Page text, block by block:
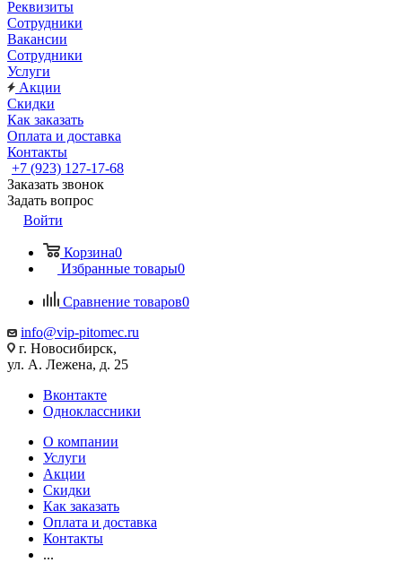
Реквизиты
Сотрудники
Вакансии
Сотрудники
Услуги
Акции
Скидки
Как заказать
Оплата и доставка
Контакты
+7 (923) 127-17-68
Заказать звонок
Задать вопрос
Войти
Корзина0
Избранные товары0
Сравнение товаров0
info@vip-pitomec.ru
г. Новосибирск,
ул. А. Лежена, д. 25
Вконтакте
Одноклассники
О компании
Услуги
Акции
Скидки
Как заказать
Оплата и доставка
Контакты
...